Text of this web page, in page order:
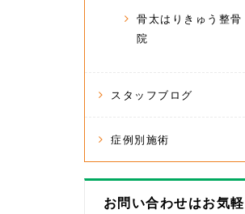
骨太はりきゅう整骨
院
スタッフブログ
症例別施術
お問い合わせはお気